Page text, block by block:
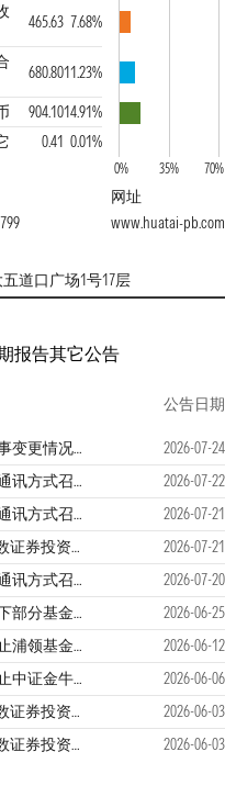
465.63 7.68%
680.8011.23%
904.1014.91%
0.41 0.01%
0% 35% 70%
网址
www.huatai-pb.com
道口广场1号17层
报告其它公告
公告日期
华泰柏瑞基金管理有限公司关于董事变更情况的公告
2026-07-24
华泰柏瑞基金管理有限公司关于以通讯方式召开华泰柏瑞创业板50交易型开放式指数证券投资基金联接基金基金份额持有人大会的第二次提示性公告
2026-07-22
华泰柏瑞基金管理有限公司关于以通讯方式召开华泰柏瑞创业板50交易型开放式指数证券投资基金联接基金基金份额持有人大会的第一次提示性公告
2026-07-21
华泰柏瑞创业板50交易型开放式指数证券投资基金联接基金2026年第2季度报告
2026-07-21
华泰柏瑞基金管理有限公司关于以通讯方式召开华泰柏瑞创业板50交易型开放式指数证券投资基金联接基金基金份额持有人大会的公告
2026-07-20
华泰柏瑞基金管理有限公司关于旗下部分基金参与汇添富基金销售（上海）有限公司费率优惠活动的公告
2026-06-25
华泰柏瑞基金管理有限公司关于终止浦领基金销售有限公司办理旗下基金相关业务公告
2026-06-12
华泰柏瑞基金管理有限公司关于终止中证金牛（北京）基金销售有限公司办理旗下基金相关业务公告
2026-06-06
华泰柏瑞创业板50交易型开放式指数证券投资基金联接基金（C类份额）基金产品资料概要更新
2026-06-03
华泰柏瑞创业板50交易型开放式指数证券投资基金联接基金更新的招募说明书2026年第2号 2026-06-03